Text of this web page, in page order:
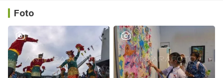
Foto